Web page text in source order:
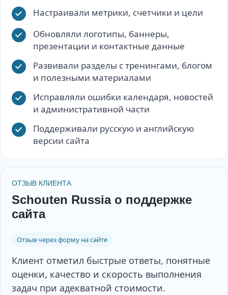
Настраивали метрики, счетчики и цели
Обновляли логотипы, баннеры,
презентации и контактные данные
Развивали разделы с тренингами, блогом
и полезными материалами
Исправляли ошибки календаря, новостей
и административной части
Поддерживали русскую и английскую
версии сайта
ОТЗЫВ КЛИЕНТА
Schouten Russia о поддержке
сайта
Отзыв через форму на сайте
Клиент отметил быстрые ответы, понятные
оценки, качество и скорость выполнения
задач при адекватной стоимости.